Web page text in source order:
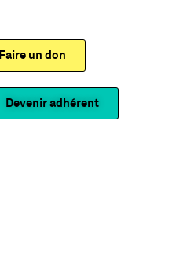
Faire un don
Devenir adhérent